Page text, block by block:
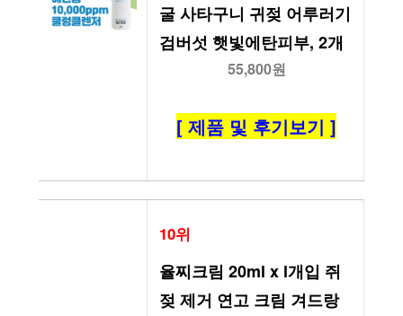
굴 사타구니 귀젖 어루러기
검버섯 햇빛에탄피부, 2개
55,800원
[ 제품 및 후기보기 ]
10위
율찌크림 20ml x l개입 쥐
젖 제거 연고 크림 겨드랑